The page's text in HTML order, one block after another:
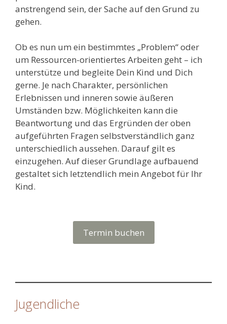
anstrengend sein, der Sache auf den Grund zu
gehen.
Ob es nun um ein bestimmtes „Problem“ oder
um Ressourcen-orientiertes Arbeiten geht – ich
unterstütze und begleite Dein Kind und Dich
gerne. Je nach Charakter, persönlichen
Erlebnissen und inneren sowie äußeren
Umständen bzw. Möglichkeiten kann die
Beantwortung und das Ergründen der oben
aufgeführten Fragen selbstverständlich ganz
unterschiedlich aussehen. Darauf gilt es
einzugehen. Auf dieser Grundlage aufbauend
gestaltet sich letztendlich mein Angebot für Ihr
Kind.
Termin buchen
Jugendliche